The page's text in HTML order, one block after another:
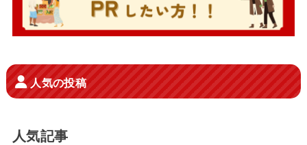
人気の投稿
人気記事